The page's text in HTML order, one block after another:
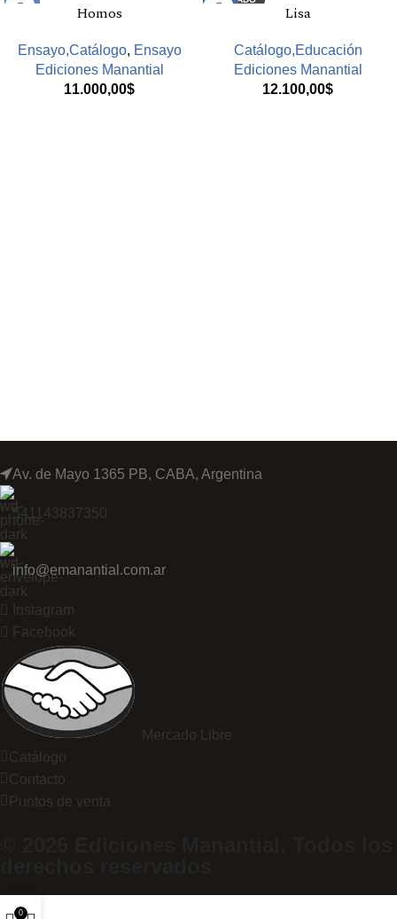
Homos
Ensayo,Catálogo, Ensayo
Ediciones Manantial
11.000,00$
Lisa
Catálogo,Educación
Ediciones Manantial
12.100,00$
Av. de Mayo 1365 PB, CABA, Argentina
541143837350
info@emanantial.com.ar
Instagram
Facebook
Mercado Libre
Catálogo
Contacto
Puntos de venta
0